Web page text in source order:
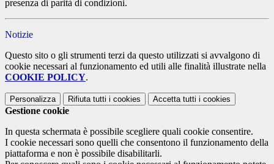
presenza di parità di condizioni.
Notizie
Questo sito o gli strumenti terzi da questo utilizzati si avvalgono di
cookie necessari al funzionamento ed utili alle finalità illustrate nella
COOKIE POLICY.
Personalizza Rifiuta tutti i cookies Accetta tutti i cookies
Gestione cookie
In questa schermata è possibile scegliere quali cookie consentire.
I cookie necessari sono quelli che consentono il funzionamento della
piattaforma e non è possibile disabilitarli.